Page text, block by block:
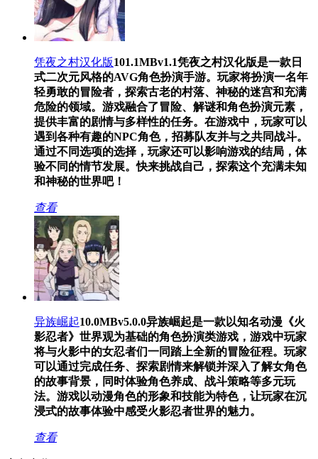
凭夜之村汉化版101.1MBv1.1凭夜之村汉化版是一款日
式二次元风格的AVG角色扮演手游。玩家将扮演一名年
轻勇敢的冒险者，探索古老的村落、神秘的迷宫和充满
危险的领域。游戏融合了冒险、解谜和角色扮演元素，
提供丰富的剧情与多样性的任务。在游戏中，玩家可以
遇到各种有趣的NPC角色，招募队友并与之共同战斗。
通过不同选项的选择，玩家还可以影响游戏的结局，体
验不同的情节发展。快来挑战自己，探索这个充满未知
和神秘的世界吧！
查看
异族崛起10.0MBv5.0.0异族崛起是一款以知名动漫《火
影忍者》世界观为基础的角色扮演类游戏，游戏中玩家
将与火影中的女忍者们一同踏上全新的冒险征程。玩家
可以通过完成任务、探索剧情来解锁并深入了解女角色
的故事背景，同时体验角色养成、战斗策略等多元玩
法。游戏以动漫角色的形象和技能为特色，让玩家在沉
浸式的故事体验中感受火影忍者世界的魅力。
查看